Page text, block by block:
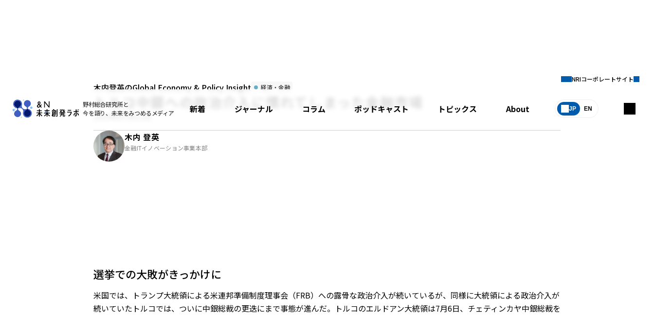
野村総合研究所と
今を語り、未来をみつめるメディア
新着 ジャーナル コラム ポッドキャスト トピックス About JP EN
NRIコーポレートサイト
木内登英のGlobal Economy & Policy Insight 経済・金融
トルコ中銀への政治介入に慣れてしまった金融市場
2019年07月12日
木内 登英
金融ITイノベーション事業本部
選挙での大敗がきっかけに
米国では、トランプ大統領による米連邦準備制度理事会（FRB）への露骨な政治介入が続いているが、同様に大統領による政治介入が
続いていたトルコでは、ついに中銀総裁の更迭にまで事態が進んだ。トルコのエルドアン大統領は7月6日、チェティンカヤ中銀総裁を